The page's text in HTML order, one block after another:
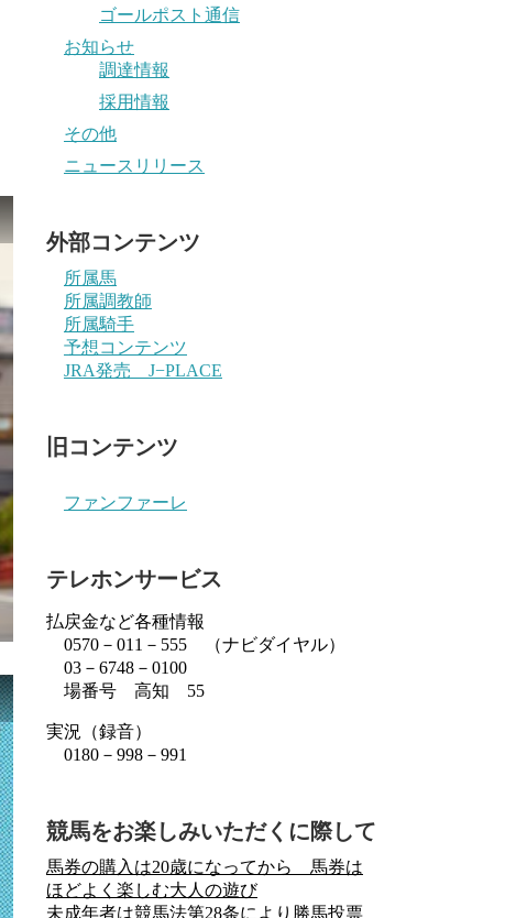
ゴールポスト通信
お知らせ
調達情報
採用情報
その他
ニュースリリース
外部コンテンツ
所属馬
所属調教師
所属騎手
予想コンテンツ
JRA発売 J−PLACE
旧コンテンツ
ファンファーレ
テレホンサービス
払戻金など各種情報
0570－011－555 （ナビダイヤル）
03－6748－0100
場番号 高知 55
実況（録音）
0180－998－991
競馬をお楽しみいただくに際して
馬券の購入は20歳になってから 馬券は
ほどよく楽しむ大人の遊び
未成年者は競馬法第28条により勝馬投票